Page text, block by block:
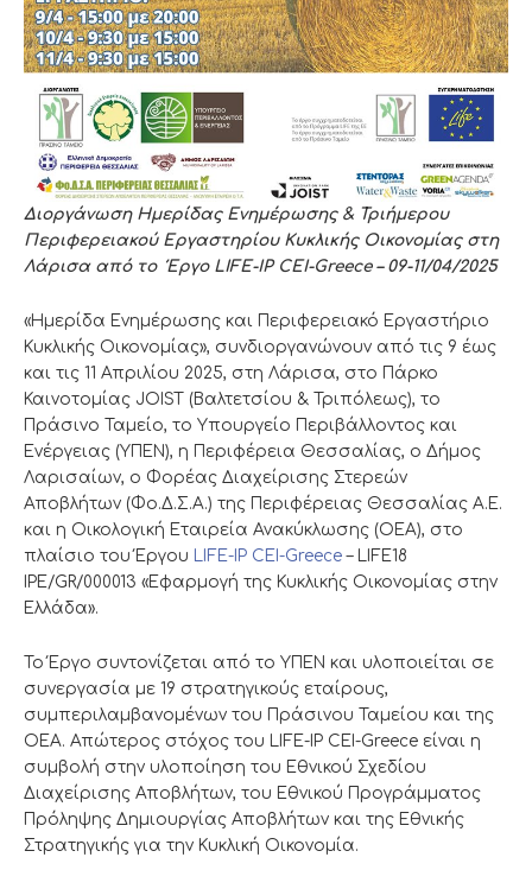
Διοργάνωση Ημερίδας Ενημέρωσης & Τριήμερου
Περιφερειακού Εργαστηρίου Κυκλικής Οικονομίας στη
Λάρισα από το Έργο LIFE-IP CEI-Greece – 09-11/04/2025
«Ημερίδα Ενημέρωσης και Περιφερειακό Εργαστήριο
Κυκλικής Οικονομίας», συνδιοργανώνουν από τις 9 έως
και τις 11 Απριλίου 2025, στη Λάρισα, στο Πάρκο
Καινοτομίας JOIST (Βαλτετσίου & Τριπόλεως), το
Πράσινο Ταμείο, το Υπουργείο Περιβάλλοντος και
Ενέργειας (ΥΠΕΝ), η Περιφέρεια Θεσσαλίας, ο Δήμος
Λαρισαίων, ο Φορέας Διαχείρισης Στερεών
Αποβλήτων (Φο.Δ.Σ.Α.) της Περιφέρειας Θεσσαλίας Α.Ε.
και η Οικολογική Εταιρεία Ανακύκλωσης (ΟΕΑ), στο
πλαίσιο του Έργου
LIFE-IP CEI-Greece – LIFE18
IPE/GR/000013 «Εφαρμογή της Κυκλικής Οικονομίας στην
Ελλάδα».
Το Έργο συντονίζεται από το ΥΠΕΝ και υλοποιείται σε
συνεργασία με 19 στρατηγικούς εταίρους,
συμπεριλαμβανομένων του Πράσινου Ταμείου και της
ΟΕΑ. Απώτερος στόχος του LIFE-IP CEI-Greece είναι η
συμβολή στην υλοποίηση του Εθνικού Σχεδίου
Διαχείρισης Αποβλήτων, του Εθνικού Προγράμματος
Πρόληψης Δημιουργίας Αποβλήτων και της Εθνικής
Στρατηγικής για την Κυκλική Οικονομία.